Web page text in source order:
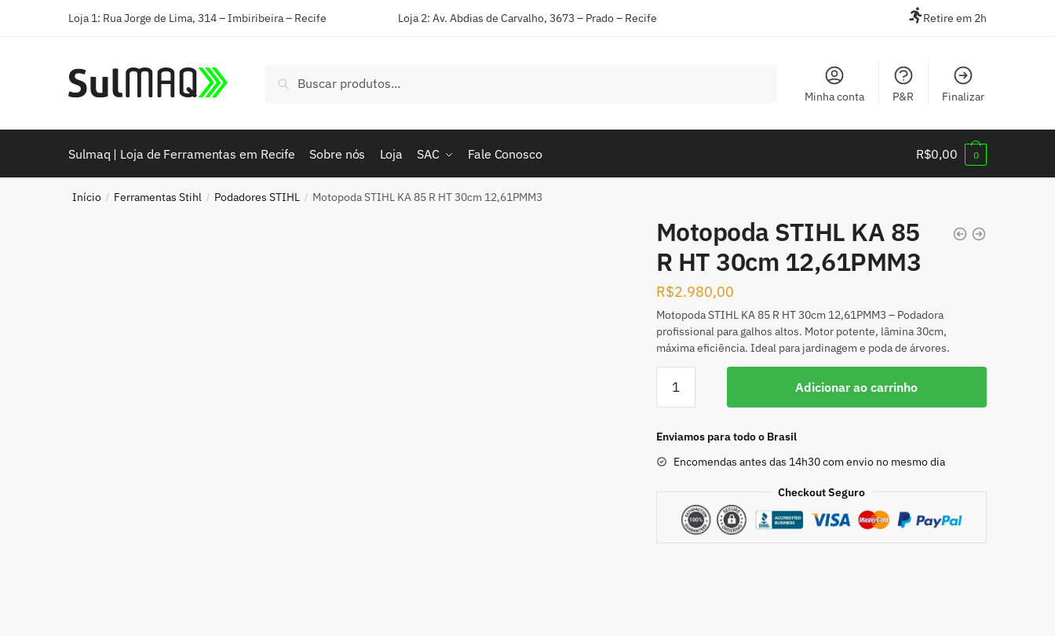
Loja 1: Rua Jorge de Lima, 314 – Imbiribeira – Recife Loja 2: Av. Abdias de Carvalho, 3673 – Prado – Recife Retire em 2h
Pesquisar
Minha conta P&R Finalizar
Sulmaq | Loja de Ferramentas em Recife Sobre nós Loja SAC Fale Conosco R$0,00 0
Início / Ferramentas Stihl / Podadores STIHL / Motopoda STIHL KA 85 R HT 30cm 12,61PMM3
Motopoda STIHL KA 85
R HT 30cm 12,61PMM3
R$2.980,00
Motopoda STIHL KA 85 R HT 30cm 12,61PMM3 – Podadora
profissional para galhos altos. Motor potente, lâmina 30cm,
máxima eficiência. Ideal para jardinagem e poda de árvores.
Adicionar ao carrinho
Enviamos para todo o Brasil
Encomendas antes das 14h30 com envio no mesmo dia
Checkout Seguro